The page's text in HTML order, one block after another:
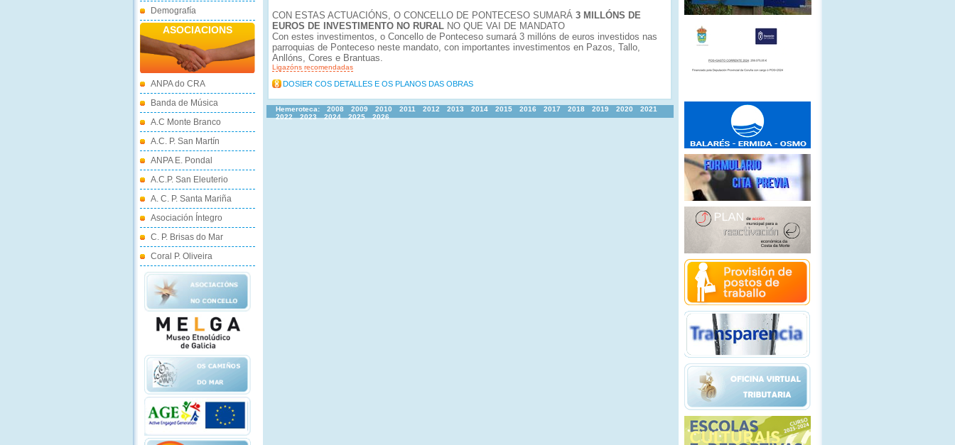
Demografía
ASOCIACIONS
ANPA do CRA
Banda de Música
A.C Monte Branco
A.C. P. San Martín
ANPA E. Pondal
A.C.P. San Eleuterio
A. C. P. Santa Mariña
Asociación Íntegro
C. P. Brisas do Mar
Coral P. Oliveira
CON ESTAS ACTUACIÓNS, O CONCELLO DE PONTECESO SUMARÁ 3 MILLÓNS DE
EUROS DE INVESTIMENTO NO RURAL NO QUE VAI DE MANDATO
Con estes investimentos, o Concello de Ponteceso sumará 3 millóns de euros investidos nas
parroquias de Ponteceso neste mandato, con importantes investimentos en Pazos, Tallo,
Anllóns, Cores e Brantuas.
Ligazóns recomendadas
DOSIER COS DETALLES E OS PLANOS DAS OBRAS
Hemeroteca: 2008 2009 2010 2011 2012 2013 2014 2015 2016 2017 2018 2019 2020
2021
2022
2023 2024 2025 2026